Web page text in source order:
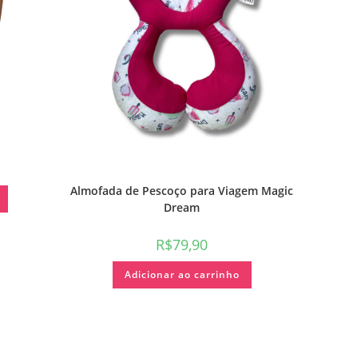
Almofada de Pescoço para Viagem Magic
Dream
R$79,90
Adicionar ao carrinho